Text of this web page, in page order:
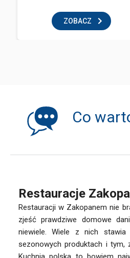
ZOBACZ
Co
Restauracje
Restauracji w Zakopanem nie
zjeść prawdziwe domowe
niewiele. Wiele z nich
sezonowych produktach i tym,